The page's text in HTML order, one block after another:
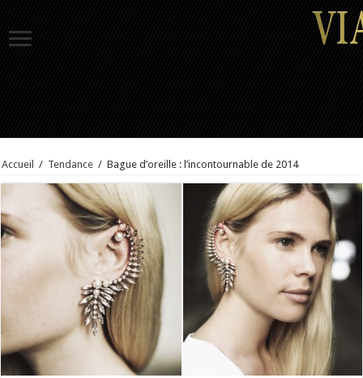
Accueil / Tendance / Bague d’oreille : l’incontournable de 2014